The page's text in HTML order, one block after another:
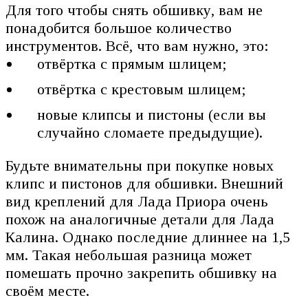
Для того чтобы снять обшивку, вам не
понадобится большое количество
инструментов. Всё, что вам нужно, это:
отвёртка с прямым шлицем;
отвёртка с крестовым шлицем;
новые клипсы и пистоны (если вы
случайно сломаете предыдущие).
Будьте внимательны при покупке новых
клипс и пистонов для обшивки. Внешний
вид креплений для Лада Приора очень
похож на аналогичные детали для Лада
Калина. Однако последние длиннее на 1,5
мм. Такая небольшая разница может
помешать прочно закрепить обшивку на
своём месте.